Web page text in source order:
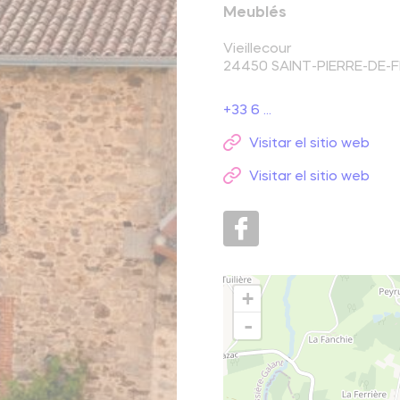
parque natural regional Perigord-Limousin
un picnic
natural
Meublés
Vieillecour
24450 SAINT-PIERRE-DE-
+33 6 ...
Visitar el sitio web
Visitar el sitio web
+
-